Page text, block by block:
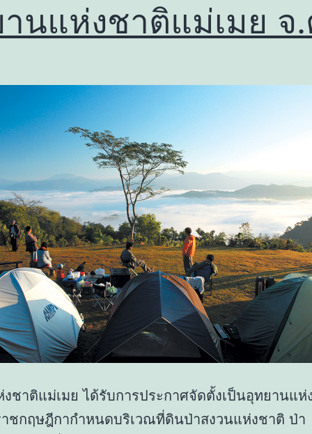
นแห่งชาติแม่เมย จ
ชาติแม่เมย ได้รับการประกาศจัดตั้งเป็นอุทยานแห่
ชกฤษฎีกากำหนดบริเวณที่ดินป่าสงวนแห่งชาติ ป่า